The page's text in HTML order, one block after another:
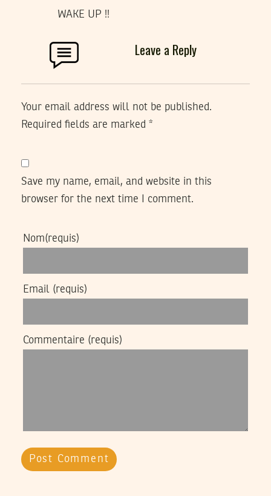
WAKE UP !!
Leave a Reply
Your email address will not be published.
Required fields are marked *
Save my name, email, and website in this
browser for the next time I comment.
Nom(requis)
Email (requis)
Commentaire (requis)